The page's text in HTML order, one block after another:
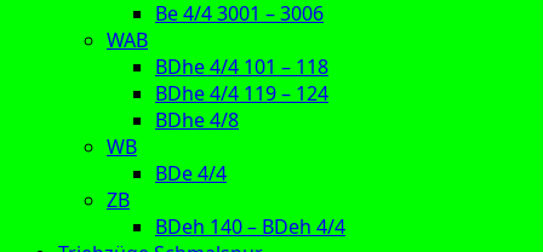
Be 4/4 3001 – 3006
WAB
BDhe 4/4 101 – 118
BDhe 4/4 119 – 124
BDhe 4/8
WB
BDe 4/4
ZB
BDeh 140 – BDeh 4/4